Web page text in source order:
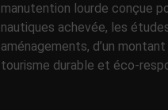
manutention lourde conçue
nautiques achevée, les
aménagements, d’un
tourisme durable et éco-